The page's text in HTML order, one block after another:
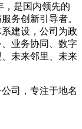
，是国内领先的
务创新引导者。
建设，公司为政
业务协同、数字
未来邻里、未来
司，专注于地名